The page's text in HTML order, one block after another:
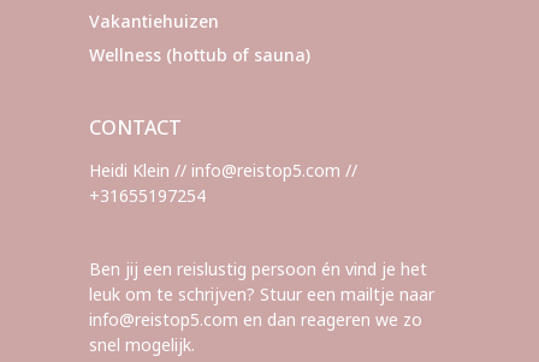
Vakantiehuizen
Wellness (hottub of sauna)
CONTACT
Heidi Klein // info@reistop5.com //
+31655197254
Ben jij een reislustig persoon én vind je het
leuk om te schrijven? Stuur een mailtje naar
info@reistop5.com en dan reageren we zo
snel mogelijk.